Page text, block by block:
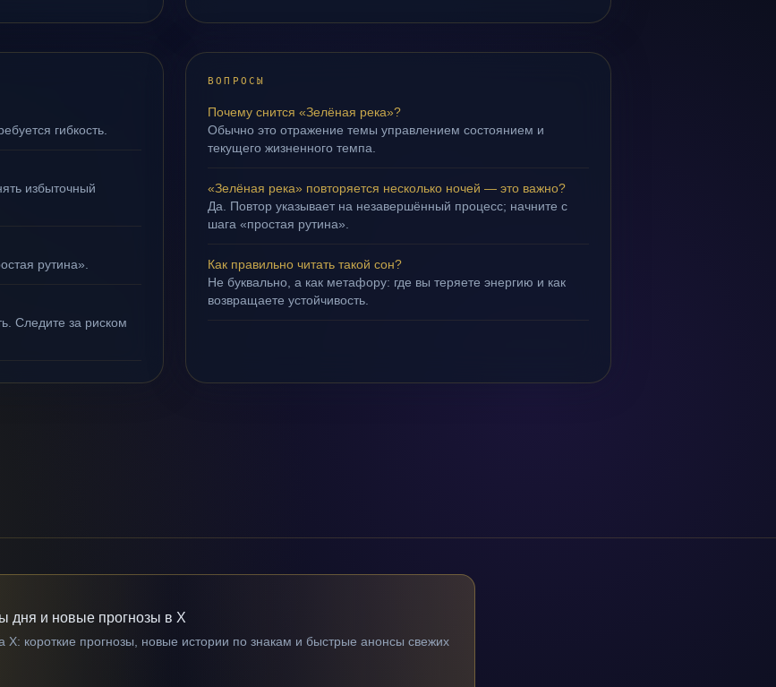
гибкость.
избыточный
рутина».
Следите за риском
ВОПРОСЫ
Почему снится «Зелёная река»?
Обычно это отражение темы управлением состоянием и
текущего жизненного темпа.
«Зелёная река» повторяется несколько ночей — это важно?
Да. Повтор указывает на незавершённый процесс; начните с
шага «простая рутина».
Как правильно читать такой сон?
Не буквально, а как метафору: где вы теряете энергию и как
возвращаете устойчивость.
дня и новые прогнозы в X
X: короткие прогнозы, новые истории по знакам и быстрые анонсы свежих